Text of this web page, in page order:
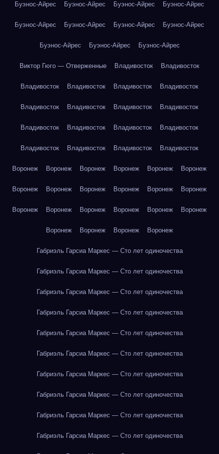
Буэнос-Айрес Буэнос-Айрес Буэнос-Айрес Буэнос-Айрес
Буэнос-Айрес Буэнос-Айрес Буэнос-Айрес Буэнос-Айрес
Буэнос-Айрес Буэнос-Айрес Буэнос-Айрес
Виктор Гюго — Отверженные Владивосток Владивосток
Владивосток Владивосток Владивосток Владивосток
Владивосток Владивосток Владивосток Владивосток
Владивосток Владивосток Владивосток Владивосток
Владивосток Владивосток Владивосток Владивосток
Воронеж Воронеж Воронеж Воронеж Воронеж Воронеж
Воронеж Воронеж Воронеж Воронеж Воронеж Воронеж
Воронеж Воронеж Воронеж Воронеж Воронеж Воронеж
Воронеж Воронеж Воронеж Воронеж
Габриэль Гарсиа Маркес — Сто лет одиночества
Габриэль Гарсиа Маркес — Сто лет одиночества
Габриэль Гарсиа Маркес — Сто лет одиночества
Габриэль Гарсиа Маркес — Сто лет одиночества
Габриэль Гарсиа Маркес — Сто лет одиночества
Габриэль Гарсиа Маркес — Сто лет одиночества
Габриэль Гарсиа Маркес — Сто лет одиночества
Габриэль Гарсиа Маркес — Сто лет одиночества
Габриэль Гарсиа Маркес — Сто лет одиночества
Габриэль Гарсиа Маркес — Сто лет одиночества